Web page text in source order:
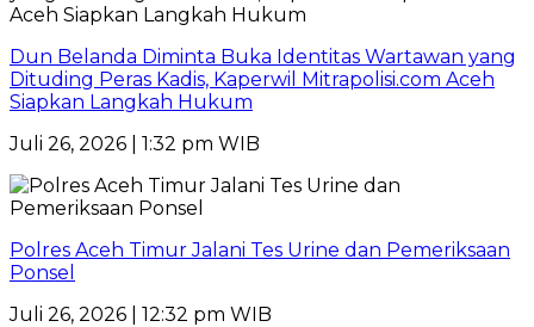
Dun Belanda Diminta Buka Identitas Wartawan yang
Dituding Peras Kadis, Kaperwil Mitrapolisi.com Aceh
Siapkan Langkah Hukum
Juli 26, 2026 | 1:32 pm WIB
Polres Aceh Timur Jalani Tes Urine dan Pemeriksaan
Ponsel
Juli 26, 2026 | 12:32 pm WIB